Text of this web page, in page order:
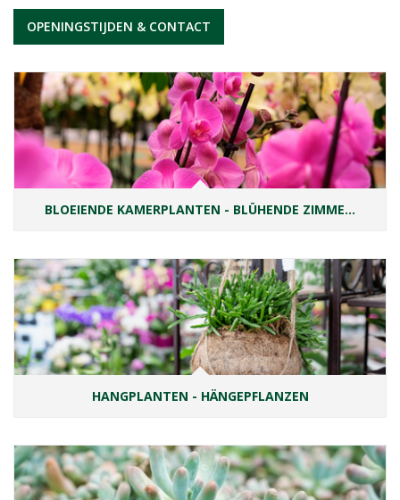
OPENINGSTIJDEN & CONTACT
BLOEIENDE KAMERPLANTEN - BLÜHENDE ZIMME…
HANGPLANTEN - HÄNGEPFLANZEN